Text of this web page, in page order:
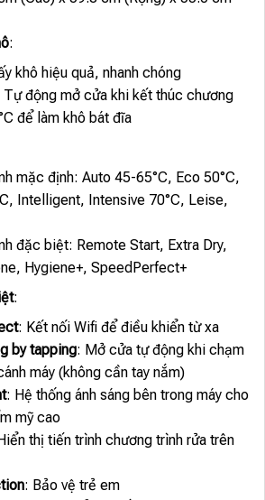
:
khô hiệu quả, nhanh chóng
Tự động mở cửa khi kết thúc chương
để làm khô bát đĩa
mặc định: Auto 45-65°C, Eco 50°C,
Intelligent, Intensive 70°C, Leise,
đặc biệt: Remote Start, Extra Dry,
Hygiene+, SpeedPerfect+
:
: Kết nối Wifi để điều khiển từ xa
by tapping: Mở cửa tự động khi chạm
máy (không cần tay nắm)
: Hệ thống ánh sáng bên trong máy cho
mỹ cao
thị tiến trình chương trình rửa trên
: Bảo vệ trẻ em